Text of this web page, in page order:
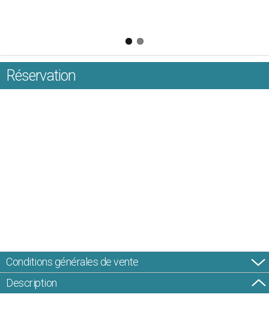
Réservation
Conditions générales de vente
Description